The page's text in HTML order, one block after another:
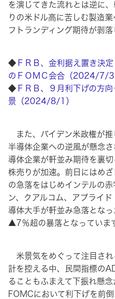
を演じてきた流れとは逆に
りの米ドル高に苦しむ製造
フトランディング期待が剥落
◆ ＦＲＢ、金利据え置き決
のＦＯＭＣ会合（2024/7/
◆ ＦＲＢ、９月利下げの方
景（2024/8/1）
また、バイデン米政権が推
半導体企業への逆風が懸念
導体企業が軒並み期待を裏
株売りが加速。前日にはめ
の急落をはじめインテルの
ン、クアルコム、アプライ
導体大手が軒並み急落とな
▲7％超の暴落となっていま
米景気をめぐって注目され
計を控える中、民間指標の
ることもふまえて下振れ懸
FOMCにおいて利下げを前